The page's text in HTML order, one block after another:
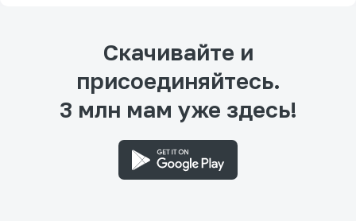
Скачивайте и
присоединяйтесь.
3 млн мам уже здесь!